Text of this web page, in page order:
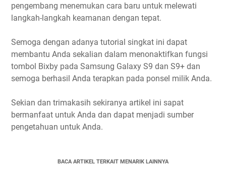
pengembang menemukan cara baru untuk melewati
langkah-langkah keamanan dengan tepat.
Semoga dengan adanya tutorial singkat ini dapat
membantu Anda sekalian dalam menonaktifkan fungsi
tombol Bixby pada Samsung Galaxy S9 dan S9+ dan
semoga berhasil Anda terapkan pada ponsel milik Anda.
Sekian dan trimakasih sekiranya artikel ini sapat
bermanfaat untuk Anda dan dapat menjadi sumber
pengetahuan untuk Anda.
BACA ARTIKEL TERKAIT MENARIK LAINNYA